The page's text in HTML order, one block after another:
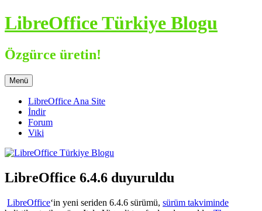
İçeriğe
atla
LibreOffice Türkiye Blogu
Özgürce üretin!
Menü
LibreOffice Ana Site
İndir
Forum
Viki
LibreOffice 6.4.6 duyuruldu
LibreOffice‘in yeni seriden 6.4.6 sürümü, sürüm takviminde